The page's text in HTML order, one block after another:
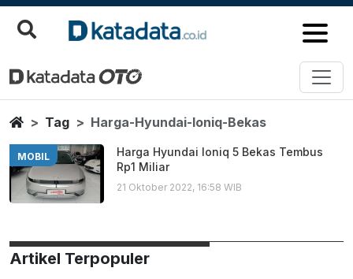
Harga Hyundai Ioniq Bekas
Berita Terbaru
HomeTag Harga-Hyundai-Ioniq-Bekas
MOBIL
Harga Hyundai Ioniq 5 Bekas Tembus
Rp1 Miliar
21 Oktober 2022, 16:58 WIB
Artikel Terpopuler